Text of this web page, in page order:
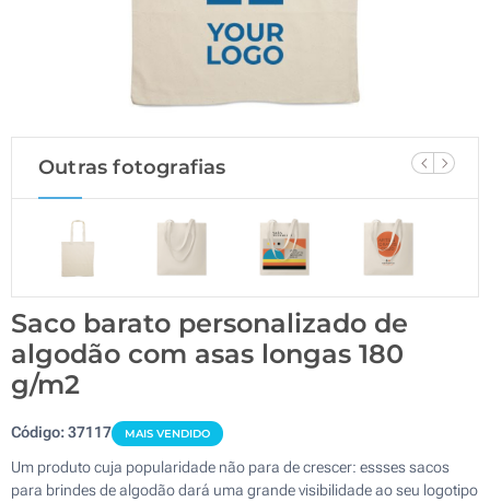
Outras fotografias
Saco barato personalizado de
algodão com asas longas 180
g/m2
Código:37117 MAIS VENDIDO
Um produto cuja popularidade não para de crescer: essses sacos
para brindes de algodão dará uma grande visibilidade ao seu logotipo